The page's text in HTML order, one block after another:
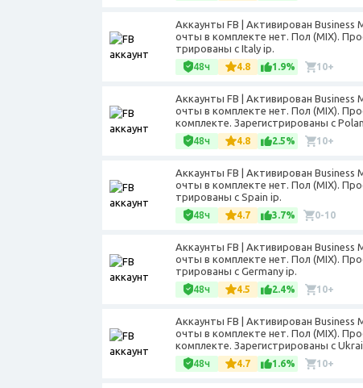
Аккаунты FB | Активирован
очты в комплекте нет. Пол (MIX).
трированы с Italy ip.
48ч 4.8 1.9% 10+
Аккаунты FB | Активирован
очты в комплекте нет. Пол (MIX).
комплекте. Зарегистрированы с
48ч 4.8 2.5% 10+
Аккаунты FB | Активирован
очты в комплекте нет. Пол (MIX).
трированы с Spain ip.
48ч 4.7 3.7% 0-10
Аккаунты FB | Активирован
очты в комплекте нет. Пол (MIX).
трированы с Germany ip.
48ч 4.5 2.4% 10+
Аккаунты FB | Активирован
очты в комплекте нет. Пол (MIX).
комплекте. Зарегистрированы с
48ч 4.7 1.6% 10+